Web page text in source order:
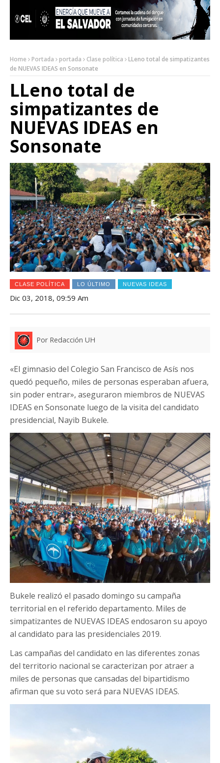
Home Portada portada Clase política
LLeno total de simpatizantes
de NUEVAS IDEAS en Sonsonate
LLeno total de
simpatizantes de
NUEVAS IDEAS en
Sonsonate
CLASE POLÍTICA LO ÚLTIMO NUEVAS IDEAS
Dic 03, 2018, 09:59 Am
Por Redacción UH
«El gimnasio del Colegio San Francisco de Asís nos
quedó pequeño, miles de personas esperaban afuera,
sin poder entrar», aseguraron miembros de NUEVAS
IDEAS en Sonsonate luego de la visita del candidato
presidencial, Nayib Bukele.
Bukele realizó el pasado domingo su campaña
territorial en el referido departamento. Miles de
simpatizantes de NUEVAS IDEAS endosaron su apoyo
al candidato para las presidenciales 2019.
Las campañas del candidato en las diferentes zonas
del territorio nacional se caracterizan por atraer a
miles de personas que cansadas del bipartidismo
afirman que su voto será para NUEVAS IDEAS.